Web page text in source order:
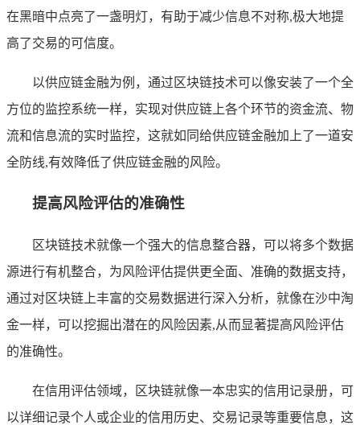
在黑暗中点亮了一盏明灯，有助于减少信息不对称,极大地提
高了交易的可信度。
以供应链金融为例，通过区块链技术可以像安装了一个全
方位的监控系统一样，实现对供应链上各个环节的资金流、物
流和信息流的实时监控，这就如同给供应链金融加上了一道安
全防线,有效降低了供应链金融的风险。
提高风险评估的准确性
区块链技术就像一个强大的信息整合器，可以将多个数据
源进行有机整合，为风险评估提供更全面、准确的数据支持，
通过对区块链上丰富的交易数据进行深入分析，就像在沙中淘
金一样，可以挖掘出潜在的风险因素,从而显著提高风险评估
的准确性。
在信用评估领域，区块链就像一本忠实的信用记录册，可
以详细记录个人或企业的信用历史、交易记录等重要信息，这